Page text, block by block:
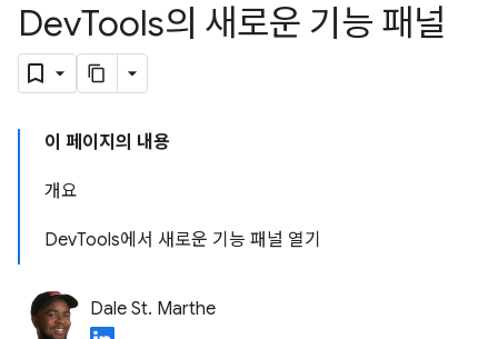
DevTools의 새로운 기능 패널
이 페이지의 내용
개요
DevTools에서 새로운 기능 패널 열기
Dale St. Marthe